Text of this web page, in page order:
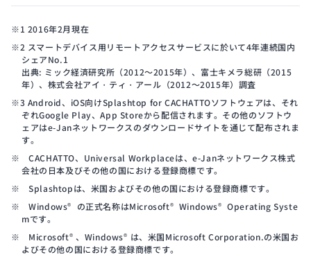
※1 2016年2月現在
※2 スマートデバイス用リモートアクセスサービスに於いて4年連続国内
シェアNo.1
出典: ミック経済研究所（2012～2015年）、富士キメラ総研（2015
年）、株式会社アイ・ティ・アール（2012～2015年）調査
※3 Android、iOS向けSplashtop for CACHATTOソフトウェアは、それ
ぞれGoogle Play、App Storeから配信されます。その他のソフトウ
ェアはe-Janネットワークスのダウンロードサイトを通じて配布されま
す。
※ CACHATTO、Universal Workplaceは、e-Janネットワークス株式
会社の日本及びその他の国における登録商標です。
※ Splashtopは、米国およびその他の国における登録商標です。
※ Windows® の正式名称はMicrosoft® Windows®
Operating Syste
mです。
※ Microsoft® 、Windows® は、米国Microsoft Corporation.の米国お
よびその他の国における登録商標です。